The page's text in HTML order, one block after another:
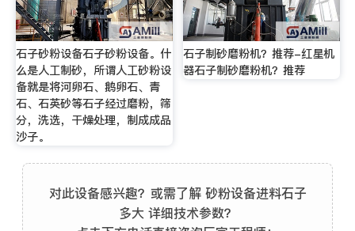
石子砂粉设备石子砂粉设备。什
么是人工制砂，所谓人工砂粉设
备就是将河卵石、鹅卵石、青
石、石英砂等石子经过磨粉，筛
分，洗选，干燥处理，制成成品
沙子。
石子制砂磨粉机？推荐-红星机
器石子制砂磨粉机？推荐
对此设备感兴趣？或需了解 砂粉设备进料石子
多大 详细技术参数？